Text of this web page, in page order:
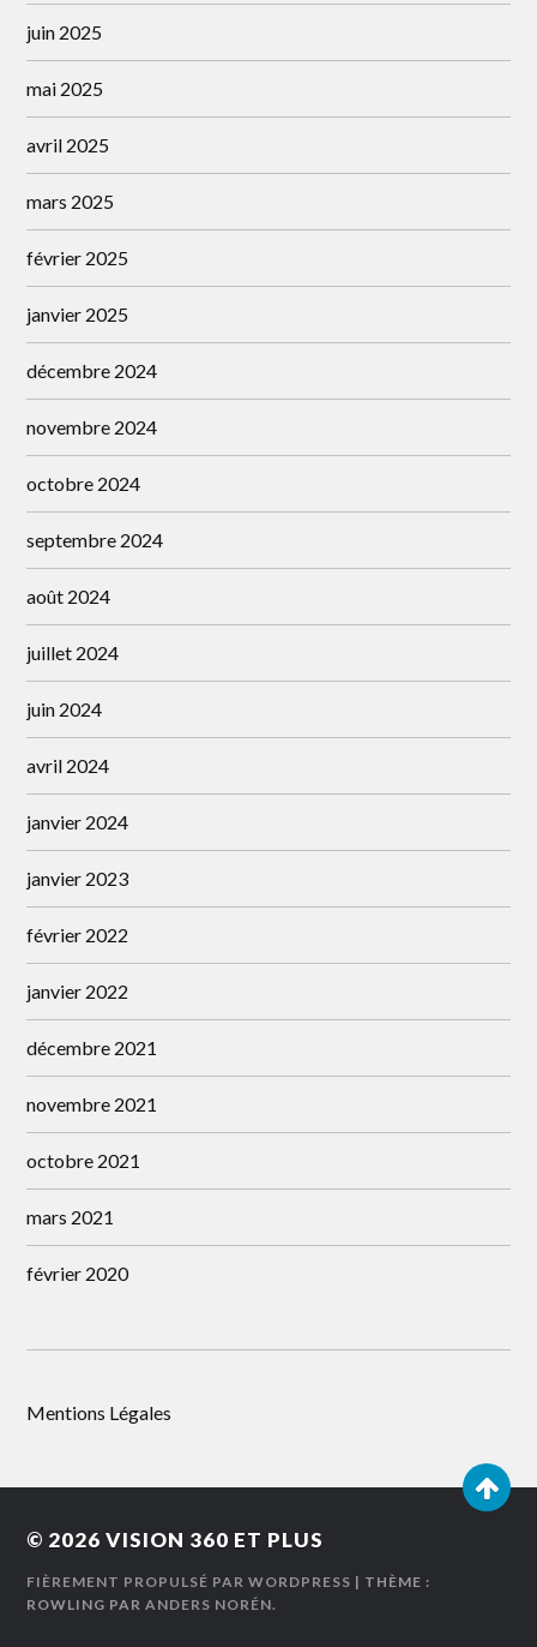
juin 2025
mai 2025
avril 2025
mars 2025
février 2025
janvier 2025
décembre 2024
novembre 2024
octobre 2024
septembre 2024
août 2024
juillet 2024
juin 2024
avril 2024
janvier 2024
janvier 2023
février 2022
janvier 2022
décembre 2021
novembre 2021
octobre 2021
mars 2021
février 2020
Mentions Légales
© 2026VISION 360 ET PLUS
FIÈREMENT PROPULSÉ PAR WORDPRESS | THÈME :
ROWLING PARANDERS NORÉN.